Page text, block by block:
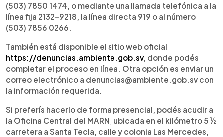
(503) 7850 1474, o mediante una llamada telefónica a la
línea fija 2132-9218, la línea directa 919 o al número
(503) 7856 0266.
También está disponible el sitio web oficial
https://denuncias.ambiente.gob.sv, donde podés
completar el proceso en línea. Otra opción es enviar un
correo electrónico a denuncias@ambiente.gob.sv con
la información requerida.
Si preferís hacerlo de forma presencial, podés acudir a
la Oficina Central del MARN, ubicada en el kilómetro 5 ½
carretera a Santa Tecla, calle y colonia Las Mercedes,